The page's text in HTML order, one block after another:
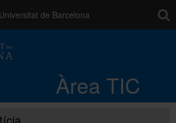
Universitat de Barcelona
Àrea TIC
Entorn de treball
Núvol UB